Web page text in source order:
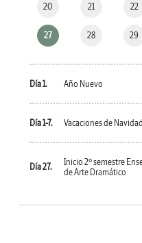
20 21 22
27 28 29
Día 1. Año Nuevo
Día 1-7. Vacaciones de Navidad
Día 27.
Inicio 2º semestre
de Arte Dramático